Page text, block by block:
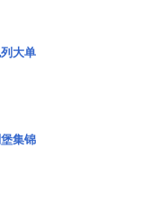
大单
集锦